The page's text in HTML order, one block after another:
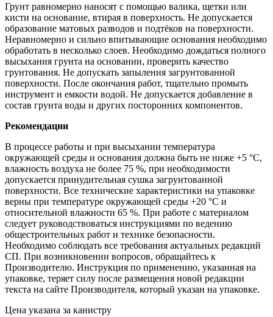
Грунт равномерно наносят с помощью валика, щетки или
кисти на основание, втирая в поверхность. Не допускается
образование матовых разводов и подтёков на поверхности.
Неравномерно и сильно впитывающие основания необходимо
обработать в несколько слоев. Необходимо дождаться полного
высыхания грунта на основании, проверить качество
грунтования. Не допускать запыления загрунтованной
поверхности. После окончания работ, тщательно промыть
инструмент и емкости водой. Не допускается добавление в
состав грунта воды и других посторонних компонентов.
Рекомендации
В процессе работы и при высыхании температура
окружающей среды и основания должна быть не ниже +5 °С,
влажность воздуха не более 75 %, при необходимости
допускается принудительная сушка загрунтованной
поверхности. Все технические характеристики на упаковке
верны при температуре окружающей среды +20 °С и
относительной влажности 65 %. При работе с материалом
следует руководствоваться инструкциями по ведению
общестроительных работ и технике безопасности.
Необходимо соблюдать все требования актуальных редакций
СП. При возникновении вопросов, обращайтесь к
Производителю. Инструкция по применению, указанная на
упаковке, теряет силу после размещения новой редакции
текста на сайте Производителя, который указан на упаковке.
Цена указана за канистру